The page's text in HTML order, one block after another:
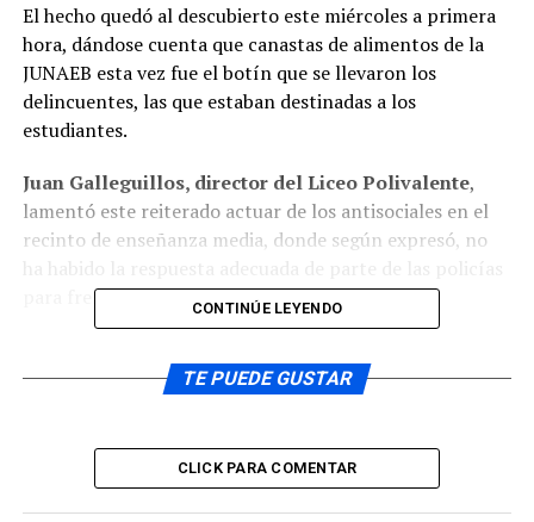
El hecho quedó al descubierto este miércoles a primera
hora, dándose cuenta que canastas de alimentos de la
JUNAEB esta vez fue el botín que se llevaron los
delincuentes, las que estaban destinadas a los
estudiantes.
Juan Galleguillos, director del Liceo Polivalente,
lamentó este reiterado actuar de los antisociales en el
recinto de enseñanza media, donde según expresó, no
para frenar los robos durante este 2020.
Marcos Olavarríaindicó que los sujetos habrían
ingresado a una de las salas donde se encontraban las
cajas con alimentos.
CONTINÚE LEYENDO
TE PUEDE GUSTAR
CLICK PARA COMENTAR